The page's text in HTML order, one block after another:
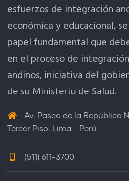
esfuerzos de integración
económica y educacional,
papel fundamental que
en el proceso de
andinos, iniciativa del
de su Ministerio de Salud.
Av. Paseo de la República
Tercer Piso. Lima - Perú
(511) 611-3700